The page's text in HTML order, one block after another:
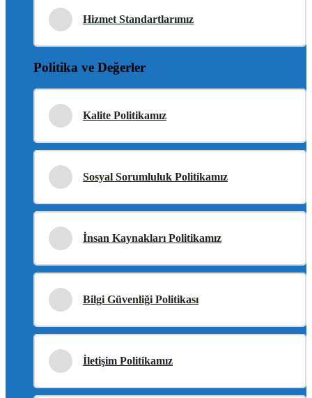
Hizmet Standartlarımız
Politika ve Değerler
Kalite Politikamız
Sosyal Sorumluluk Politikamız
İnsan Kaynakları Politikamız
Bilgi Güvenliği Politikası
İletişim Politikamız